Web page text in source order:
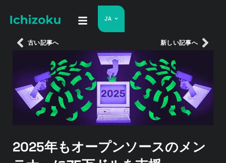
JA
古い記事へ 新しい記事へ
2025年もオープンソースのメン